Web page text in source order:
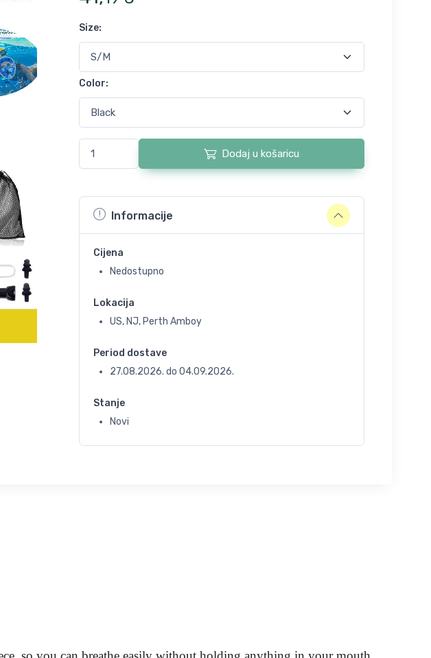
Size:
Color:
Dodaj u košaricu
Informacije
Cijena
Nedostupno
Lokacija
US, NJ, Perth Amboy
Period dostave
27.08.2026. do 04.09.2026.
Stanje
Novi